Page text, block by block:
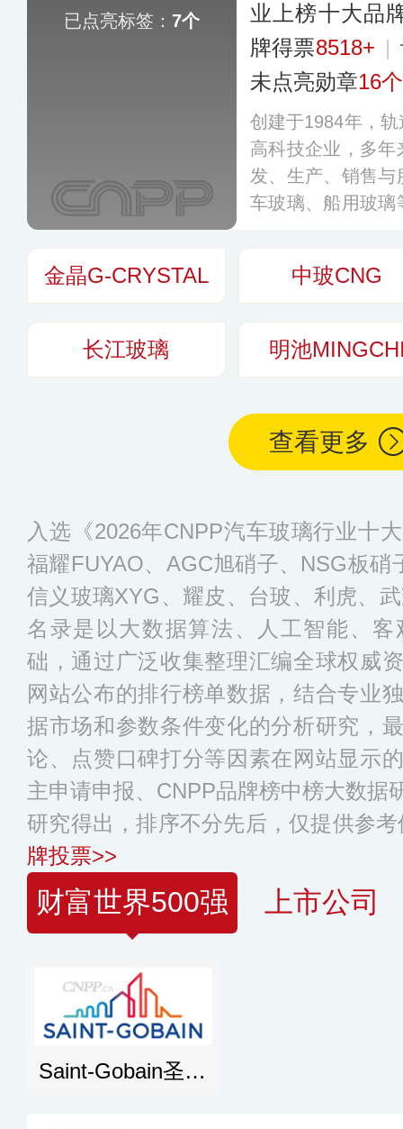
已点亮标签： 7个
业上榜十大品
牌得票8518+ |
未点亮勋章16个
创建于1984年，
高科技企业，多
发、生产、销售
车玻璃、船用玻
的成套安全玻璃
金晶G-CRYSTAL 中玻CNG
长江玻璃 明池
查看更多
入选《2026年CNPP汽车玻璃行业十
福耀FUYAO、AGC旭硝子、NSG板硝
信义玻璃XYG、耀皮、台玻、利虎、
名录是以大数据算法、人工智能、
础，通过广泛收集整理汇编全球权威
网站公布的排行榜单数据，结合专业
据市场和参数条件变化的分析研究，
论、点赞口碑打分等因素在网站显示
主申请申报、CNPP品牌榜中榜大数据
研究得出，排序不分先后，仅提供参
牌投票>>
财富世界500强 上市公司
Saint-Gobain圣戈班